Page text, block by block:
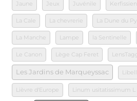
Jaune Jeux Juvénile Kerfissien
La Cale La chevrerie La Dune du
La Manche Lampe la Sentinelle
Le Canon Lège Cap Feret
Les Jardins de Marqueyssac
Lièvre d'Europe Linum usitatissimum L